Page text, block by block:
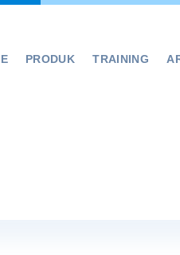
PRODUK TRAINING